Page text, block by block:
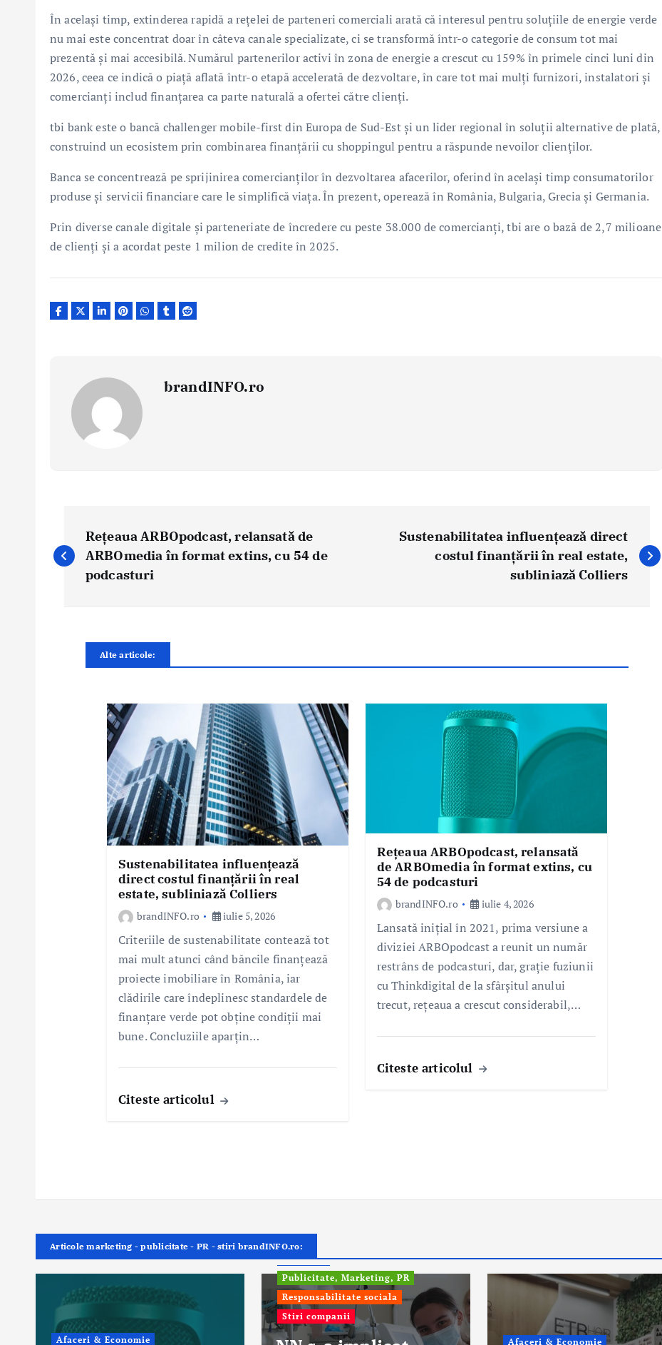
În același timp, extinderea rapidă a rețelei de parteneri comerciali arată că interesul pentru soluțiile de energie verde
nu mai este concentrat doar în câteva canale specializate, ci se transformă într-o categorie de consum tot mai
prezentă și mai accesibilă. Numărul partenerilor activi în zona de energie a crescut cu 159% în primele cinci luni din
2026, ceea ce indică o piață aflată într-o etapă accelerată de dezvoltare, în care tot mai mulți furnizori, instalatori și
comercianți includ finanțarea ca parte naturală a ofertei către clienți.
tbi bank este o bancă challenger mobile-first din Europa de Sud-Est și un lider regional în soluții alternative de plată,
construind un ecosistem prin combinarea finanțării cu shoppingul pentru a răspunde nevoilor clienților.
Banca se concentrează pe sprijinirea comercianților în dezvoltarea afacerilor, oferind în același timp consumatorilor
produse și servicii financiare care le simplifică viața. În prezent, operează în România, Bulgaria, Grecia și Germania.
Prin diverse canale digitale și parteneriate de încredere cu peste 38.000 de comercianți, tbi are o bază de 2,7 milioane
de clienți și a acordat peste 1 milion de credite în 2025.
brandINFO.ro
v
Rețeaua ARBOpodcast, relansată de
ARBOmedia în format extins, cu 54 de
podcasturi
Sustenabilitatea influențează direct
costul finanțării în real estate,
subliniază Colliers
Alte articole:
Sustenabilitatea influențează
direct costul finanțării în real
estate, subliniază Colliers
brandINFO.ro iulie 5, 2026
Criteriile de sustenabilitate contează tot
mai mult atunci când băncile finanțează
proiecte imobiliare în România, iar
clădirile care îndeplinesc standardele de
finanțare verde pot obține condiții mai
bune. Concluziile aparțin…
Citeste articolul
Rețeaua ARBOpodcast, relansată
de ARBOmedia în format extins, cu
54 de podcasturi
brandINFO.ro iulie 4, 2026
Lansată inițial în 2021, prima versiune a
diviziei ARBOpodcast a reunit un număr
restrâns de podcasturi, dar, grație fuziunii
cu Thinkdigital de la sfârșitul anului
trecut, rețeaua a crescut considerabil,…
Citeste articolul
Articole marketing - publicitate - PR - stiri brandINFO.ro:
Afaceri & Economie
ONG Info
Publicitate, Marketing, PR
Responsabilitate sociala
Stiri companii
Afaceri & Economie